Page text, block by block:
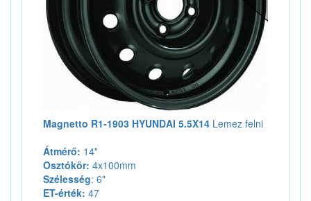
Magnetto R1-1903 HYUNDAI 5.5X14 Lemez felni
Átmérő: 14"
Osztókör: 4x100mm
Szélesség: 6"
ET-érték: 47